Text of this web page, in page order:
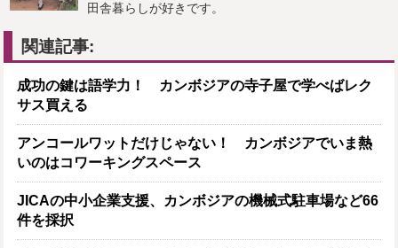
田舎暮らしが好きです。
関連記事:
成功の鍵は語学力！ カンボジアの寺子屋で学べばレク
サス買える
アンコールワットだけじゃない！ カンボジアでいま熱
いのはコワーキングスペース
JICAの中小企業支援、カンボジアの機械式駐車場など66
件を採択